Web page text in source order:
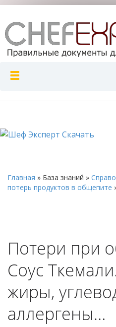
Главная » База знаний »
потерь продуктов в общепите
Потери при
Соус
жиры,
аллергены…